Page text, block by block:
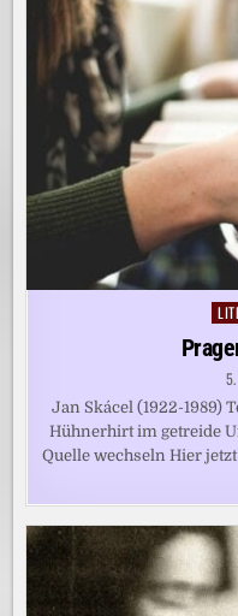
Jan Skácel (1922-1989)
Hühnerhirt im getreide
Quelle wechseln Hier